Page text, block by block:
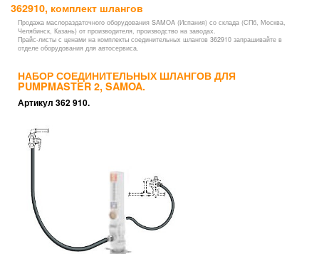
362910, комплект шлангов
Продажа маслораздаточного оборудования SAMOA (Испания) со склада (СПб, Москва,
Челябинск, Казань) от производителя, производство на заводах.
Прайс-листы с ценами на комплекты соединительных шлангов 362910 запрашивайте в
отделе оборудования для автосервиса.
НАБОР СОЕДИНИТЕЛЬНЫХ ШЛАНГОВ ДЛЯ
PUMPMASTER 2, SAMOA.
Артикул 362 910.